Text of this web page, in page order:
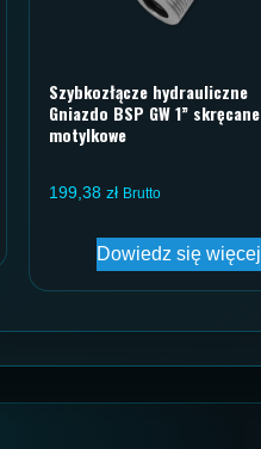
Szybkozłącze hydrauliczne
Gniazdo BSP GW 1” skręcane
motylkowe
199,38 zł Brutto
Dowiedz się więcej